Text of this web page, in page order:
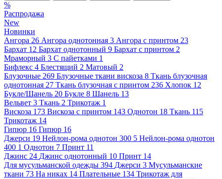
%
Распродажа
New
Новинки
Ангора 26 Ангора однотонная 3 Ангора с принтом 23
Бархат 12 Бархат однотонный 9 Бархат с принтом 2
Мраморный 3 С пайетками 1
Бифлекс 4 Блестящий 2 Матовый 2
Блузочные 269 Блузочные ткани вискоза 8 Ткань блузочная
однотонная 27 Ткань блузочная с принтом 236 Хлопок 12
Букле/Шанель 20 Букле 8 Шанель 13
Вельвет 3 Ткань 2 Трикотаж 1
Вискоза 173 Вискоза с принтом 143 Однотон 18 Ткань 115
Трикотаж 14
Гипюр 16 Гипюр 16
Джерси 19 Нейлон-рома однотон 300 5 Нейлон-рома однотон
400 1 Однотон 7 Принт 11
Джинс 24 Джинс однотонный 10 Принт 14
Для мусульманской одежды 394 Джерси 3 Мусульманские
ткани 73 На никах 14 Плательные 134 Трикотаж для